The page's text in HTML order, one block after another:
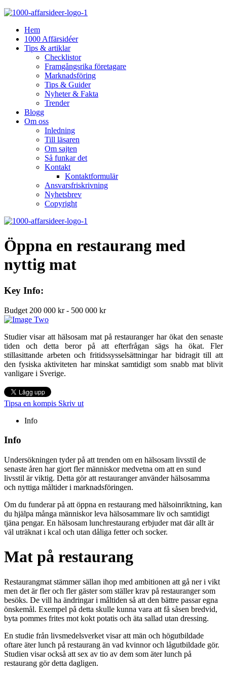
Hem
1000 Affärsidéer
Tips & artiklar
Checklistor
Framgångsrika företagare
Marknadsföring
Tips & Guider
Nyheter & Fakta
Trender
Blogg
Om oss
Inledning
Till läsaren
Om sajten
Så funkar det
Kontakt
Kontaktformulär
Ansvarsfriskrivning
Nyhetsbrev
Copyright
Öppna en restaurang med
nyttig mat
Key Info:
Budget 200 000 kr - 500 000 kr
Studier visar att hälsosam mat på restauranger har ökat den senaste
tiden och detta beror på att efterfrågan sägs ha ökat. Fler
stillasittande arbeten och fritidssysselsättningar har bidragit till att
den fysiska aktiviteten har minskat samtidigt som snabb mat blivit
vanligare i Sverige.
Tipsa en kompis Skriv ut
Info
Info
Undersökningen tyder på att trenden om en hälsosam livsstil de
senaste åren har gjort fler människor medvetna om att en sund
livsstil är viktig. Detta gör att restauranger använder hälsosamma
och nyttiga måltider i marknadsföringen.
Om du funderar på att öppna en restaurang med hälsoinriktning, kan
du hjälpa många människor leva hälsosammare liv och samtidigt
tjäna pengar. En hälsosam lunchrestaurang erbjuder mat där allt är
väl uträknat i kcal och utan dåliga fetter och socker.
Mat på restaurang
Restaurangmat stämmer sällan ihop med ambitionen att gå ner i vikt
men det är fler och fler gäster som ställer krav på restauranger som
besöks. De vill ha ändringar i måltiden så att den bättre passar egna
önskemål. Exempel på detta skulle kunna vara att få såsen bredvid,
byta pommes frites mot kokt potatis och äta sallad utan dressing.
En studie från livsmedelsverket visar att män och högutbildade
oftare äter lunch på restaurang än vad kvinnor och lågutbildade gör.
Studien visar också att sex av tio av dem som äter lunch på
restaurang gör detta dagligen.